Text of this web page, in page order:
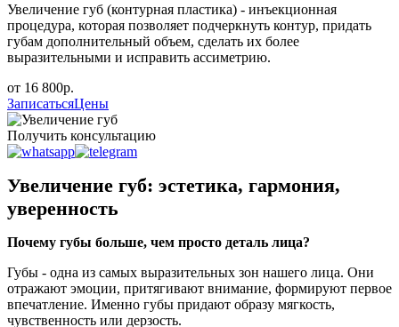
Увеличение губ (контурная пластика) - инъекционная
процедура, которая позволяет подчеркнуть контур, придать
губам дополнительный объем, сделать их более
выразительными и исправить ассиметрию.
от 16 800р.
ЗаписатьсяЦены
Получить консультацию
Увеличение губ: эстетика, гармония,
уверенность
Почему губы больше, чем просто деталь лица?
Губы - одна из самых выразительных зон нашего лица. Они
отражают эмоции, притягивают внимание, формируют первое
впечатление. Именно губы придают образу мягкость,
чувственность или дерзость.